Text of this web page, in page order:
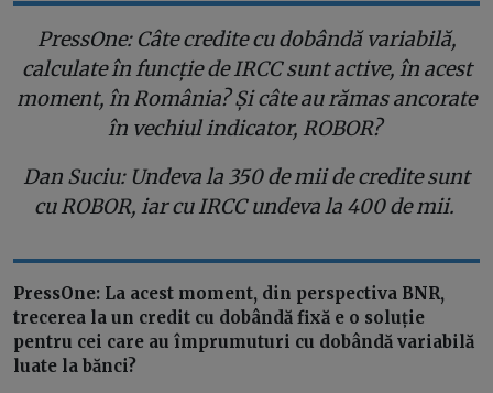
PressOne: Câte credite cu dobândă variabilă,
calculate în funcție de IRCC sunt active, în acest
moment, în România? Și câte au rămas ancorate
în vechiul indicator, ROBOR?
Dan Suciu: Undeva la 350 de mii de credite sunt
cu ROBOR, iar cu IRCC undeva la 400 de mii.
PressOne: La acest moment, din perspectiva BNR,
trecerea la un credit cu dobândă fixă e o soluție
pentru cei care au împrumuturi cu dobândă variabilă
luate la bănci?